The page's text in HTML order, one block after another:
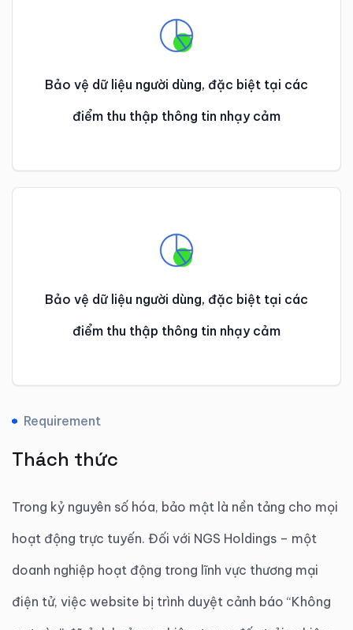
Bảo vệ dữ liệu người dùng, đặc biệt tại các
điểm thu thập thông tin nhạy cảm
Bảo vệ dữ liệu người dùng, đặc biệt tại các
điểm thu thập thông tin nhạy cảm
Requirement
Thách thức
Trong kỷ nguyên số hóa, bảo mật là nền tảng cho mọi
hoạt động trực tuyến. Đối với NGS Holdings – một
doanh nghiệp hoạt động trong lĩnh vực thương mại
điện tử, việc website bị trình duyệt cảnh báo “Không